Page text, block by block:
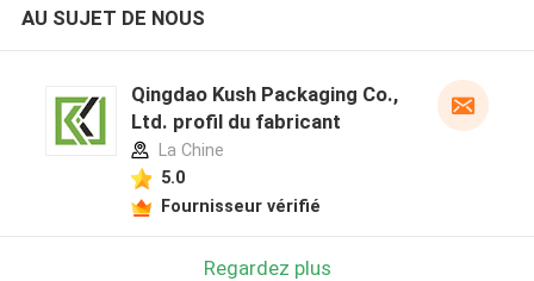
AU SUJET DE NOUS
Qingdao Kush Packaging Co.,
Ltd. profil du fabricant
La Chine
5.0
Fournisseur vérifié
Regardez plus